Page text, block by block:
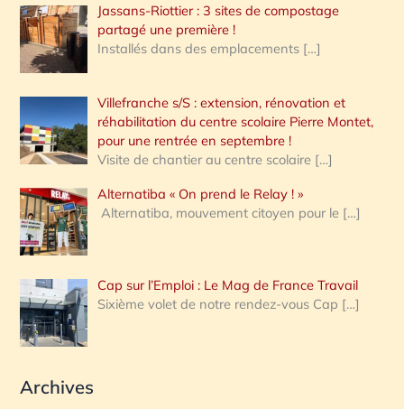
Jassans-Riottier : 3 sites de compostage
partagé une première !
Installés dans des emplacements […]
Villefranche s/S : extension, rénovation et
réhabilitation du centre scolaire Pierre Montet,
pour une rentrée en septembre !
Visite de chantier au centre scolaire […]
Alternatiba « On prend le Relay ! »
Alternatiba, mouvement citoyen pour le […]
Cap sur l’Emploi : Le Mag de France Travail
Sixième volet de notre rendez-vous Cap […]
Archives